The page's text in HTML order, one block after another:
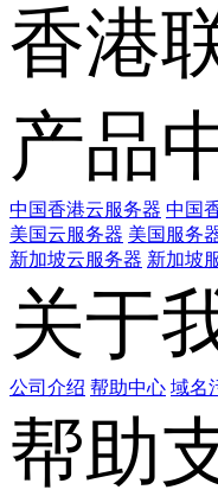
香港
产品
中国香港云服务器 中国
美国云服务器 美国服务
新加坡云服务器 新加坡
关于
公司介绍 帮助中心 域名
帮助